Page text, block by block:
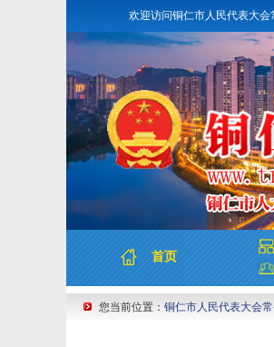
欢迎访问铜仁市人民代表大会
首页
您当前位置： 铜仁市人民代表大会